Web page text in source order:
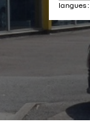
langues :